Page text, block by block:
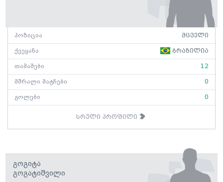
პოზიცია მცველი
ქვეყანა ბრაზილია
თამაშები 12
მშრალი მატჩები 0
გოლები 0
სრული პროფილი
Გოგიტა
Გოგატიშვილი